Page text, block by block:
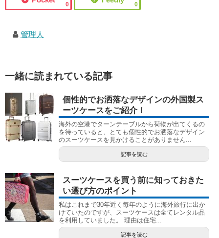
0 0
管理人
一緒に読まれている記事
個性的でお洒落なデザインの外国製ス
ーツケースをご紹介！
海外の空港でターンテーブルから荷物が出てくるの
を待っていると、とても個性的でお洒落なデザイン
のスーツケースを見かけることがありません...
記事を読む
スーツケースを買う前に知っておきた
い選び方のポイント
私はこれまで30年近く毎年のように海外旅行に出か
けていたのですが、スーツケースは全てレンタル品
を利用していました。 理由は住宅...
記事を読む